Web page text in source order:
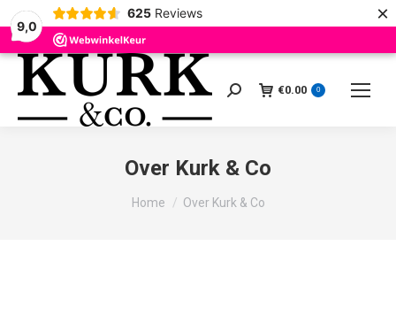
9,0
625 Reviews ×
Zoeken: €0.00 0
Over Kurk & Co
Je bent hier:
Home Over Kurk & Co